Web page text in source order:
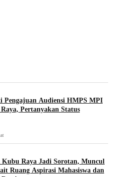
Pengajuan Audiensi HMPS MPI
Pertanyakan Status
Raya Jadi Sorotan, Muncul
Ruang Aspirasi Mahasiswa dan